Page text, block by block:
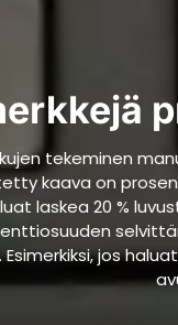
tekeminen
kaava on
laskea 20 %
jos